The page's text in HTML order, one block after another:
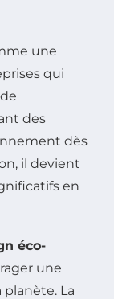
une
qui
des
dès
il devient
en
éco-
une
La